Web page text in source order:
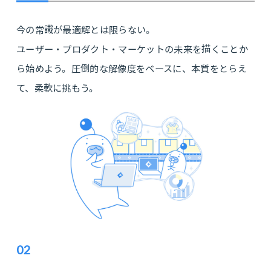
今の常識が最適解とは限らない。
ユーザー・プロダクト・マーケットの未来を描くことか
ら始めよう。圧倒的な解像度をベースに、本質をとらえ
て、柔軟に挑もう。
02